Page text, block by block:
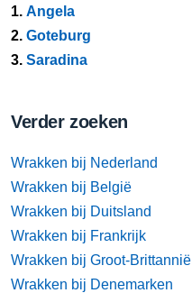
1. Angela
2. Goteburg
3. Saradina
Verder zoeken
Wrakken bij Nederland
Wrakken bij België
Wrakken bij Duitsland
Wrakken bij Frankrijk
Wrakken bij Groot-Brittannië
Wrakken bij Denemarken